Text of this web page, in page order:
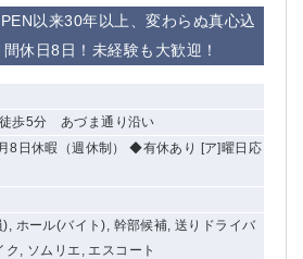
以来30年以上、変わらぬ真心込
休日8日！未経験も大歓迎！
歩5分 あづま通り沿い
8日休暇（週休制） ◆有休あり [ア]曜日応
ホール(バイト), 幹部候補, 送りドライバ
ク, ソムリエ, エスコート
多摩センター
新宿
中目黒
）
吉祥寺（北口／東口）
錦糸町南口